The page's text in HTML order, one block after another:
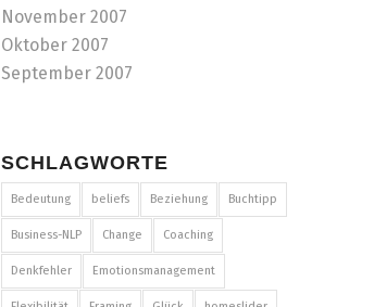
November 2007
Oktober 2007
September 2007
SCHLAGWORTE
Bedeutung beliefs Beziehung Buchtipp
Business-NLP Change Coaching
Denkfehler Emotionsmanagement